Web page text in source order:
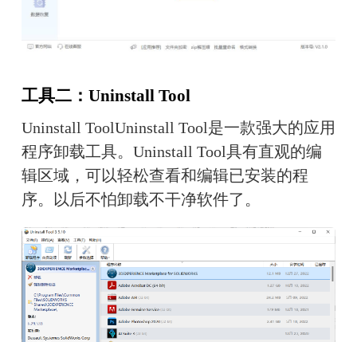
工具二：Uninstall Tool
Uninstall ToolUninstall Tool是一款强大的应用
程序卸载工具。Uninstall Tool具有直观的编
辑区域， 可以轻松查看和编辑已安装的程
序。
以后不怕卸载不干净软件了。